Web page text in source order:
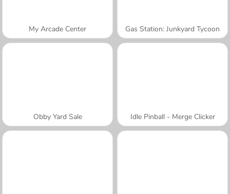
My Arcade Center Gas Station: Junkyard Tycoon
Obby Yard Sale Idle Pinball - Merge Clicker